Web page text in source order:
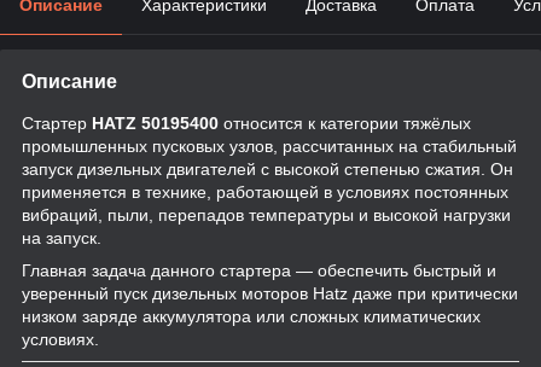
Описание Характеристики Доставка Оплата
Описание
Стартер HATZ 50195400 относится к категории тяжёлых
промышленных пусковых узлов, рассчитанных на стабильный
запуск дизельных двигателей с высокой степенью сжатия. Он
применяется в технике, работающей в условиях постоянных
вибраций, пыли, перепадов температуры и высокой нагрузки
на запуск.
Главная задача данного стартера — обеспечить быстрый и
уверенный пуск дизельных моторов Hatz даже при критически
низком заряде аккумулятора или сложных климатических
условиях.